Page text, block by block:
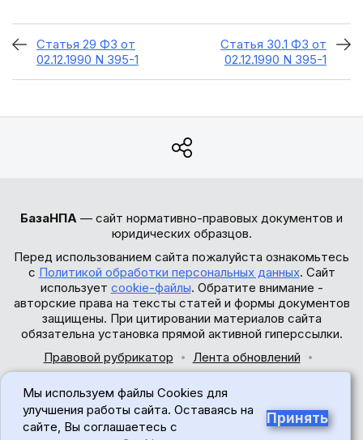
Статья 29 ФЗ от
02.12.1990 N 395-1
Статья 30.1 ФЗ от
02.12.1990 N 395-1
БазаНПА — сайт нормативно-правовых документов и
юридических образцов.
Перед использованием сайта пожалуйста ознакомьтесь
с Политикой обработки персональных данных. Сайт
использует cookie-файлы. Обратите внимание -
авторские права на тексты статей и формы документов
защищены. При цитировании материалов сайта
обязательна установка прямой активной гиперссылки.
Правовой рубрикатор
Лента обновлений
© 2017-2026
18+
Мы используем файлы Cookies для
улучшения работы сайта. Оставаясь на
сайте, Вы соглашаетесь с
Принять